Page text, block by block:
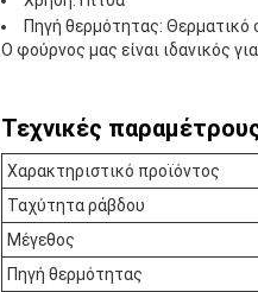
Πηγή θερμότητας: Θερματικό
Ο φούρνος μας είναι ιδανικός
Τεχνικές
Χαρακτηριστικό προϊόντος
Ταχύτητα ράβδου
Μέγεθος
Πηγή θερμότητας